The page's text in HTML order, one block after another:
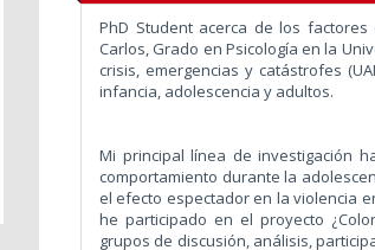
PhD Student acerca de los factores
Carlos, Grado en Psicología en la
crisis, emergencias y catástrofes
infancia, adolescencia y adultos.
Mi principal línea de investigación
comportamiento durante la
el efecto espectador en la violencia
he participado en el proyecto
grupos de discusión, análisis,